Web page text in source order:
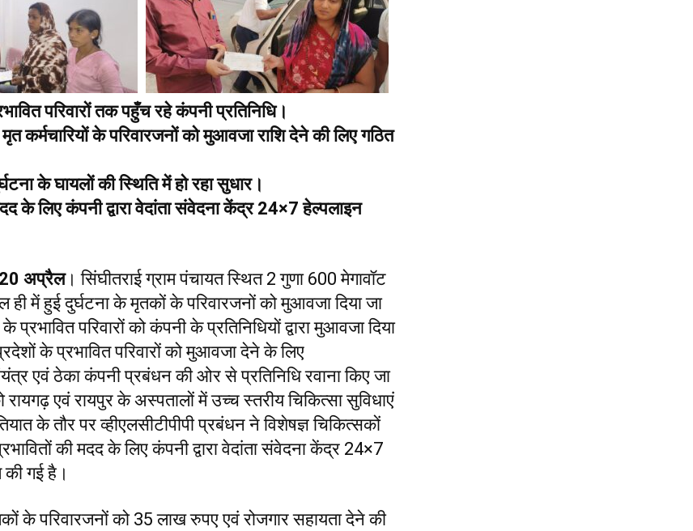
परिवारों तक पहुँच रहे कंपनी प्रतिनिधि।
कर्मचारियों के परिवारजनों को मुआवजा राशि देने की लिए गठित
के घायलों की स्थिति में हो रहा सुधार।
के लिए कंपनी द्वारा वेदांता संवेदना केंद्र 24×7 हेल्पलाइन
20 अप्रैल। सिंघीतराई ग्राम पंचायत स्थित 2 गुणा 600 मेगावॉट
ही में हुई दुर्घटना के मृतकों के परिवारजनों को मुआवजा दिया जा
प्रभावित परिवारों को कंपनी के प्रतिनिधियों द्वारा मुआवजा दिया
के प्रभावित परिवारों को मुआवजा देने के लिए
एवं ठेका कंपनी प्रबंधन की ओर से प्रतिनिधि रवाना किए जा
एवं रायपुर के अस्पतालों में उच्च स्तरीय चिकित्सा सुविधाएं
के तौर पर व्हीएलसीटीपीपी प्रबंधन ने विशेषज्ञ चिकित्सकों
की मदद के लिए कंपनी द्वारा वेदांता संवेदना केंद्र 24×7
की गई है।
के परिवारजनों को 35 लाख रुपए एवं रोजगार सहायता देने की